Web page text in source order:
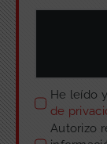
He leído
de
Autorizo